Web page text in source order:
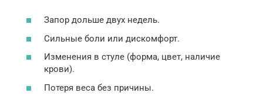
Запор дольше двух недель.
Сильные боли или дискомфорт.
Изменения в стуле (форма, цвет, наличие
крови).
Потеря веса без причины.